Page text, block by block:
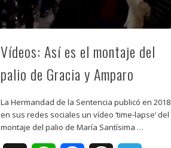
Vídeos: Así es el montaje del
palio de Gracia y Amparo
La Hermandad de la Sentencia publicó en 2018
en sus redes sociales un vídeo ‘time-lapse’ del
montaje del palio de María Santísima …